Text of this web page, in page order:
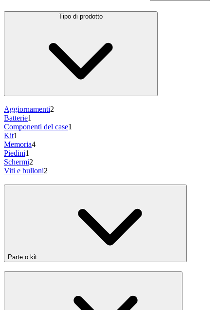
Tipo di prodotto
Aggiornamenti2
Batterie1
Componenti del case1
Kit1
Memoria4
Piedini1
Schermi2
Viti e bulloni2
Parte o kit